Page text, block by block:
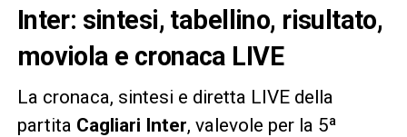
Inter: sintesi, tabellino, risultato,
moviola e cronaca LIVE
La cronaca, sintesi e diretta LIVE della
partita Cagliari Inter, valevole per la 5ª